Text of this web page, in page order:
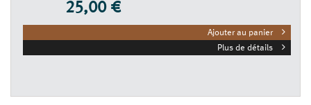
25,00 €
Ajouter au panier
Plus de détails